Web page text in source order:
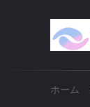
ホーム